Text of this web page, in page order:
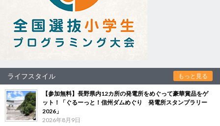
ライフスタイル もっと見る
【参加無料】長野県内12カ所の発電所をめぐって豪華賞品をゲ
ット！「ぐるーっと！信州ダムめぐり 発電所スタンプラリー
2026」
2026年8月9日